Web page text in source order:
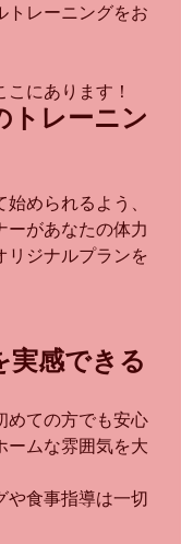
トレーニングをお
にあります！
トレーニン
められるよう、
ーがあなたの体力
リジナルプランを
実感できる
めての方でも安心
ームな雰囲気を大
や食事指導は一切